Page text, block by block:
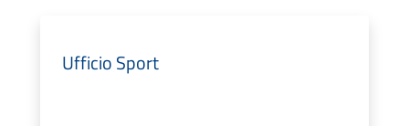
Ufficio Sport